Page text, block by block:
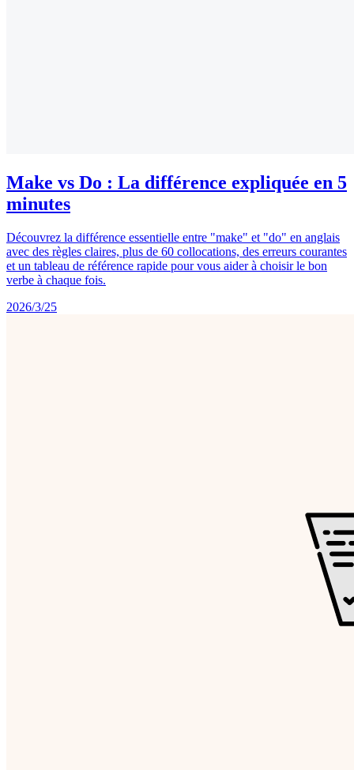
Make vs Do : La différence expliquée en 5
minutes
Découvrez la différence essentielle entre "make" et "do" en anglais
avec des règles claires, plus de 60 collocations, des erreurs courantes
et un tableau de référence rapide pour vous aider à choisir le bon
verbe à chaque fois.
2026/3/25